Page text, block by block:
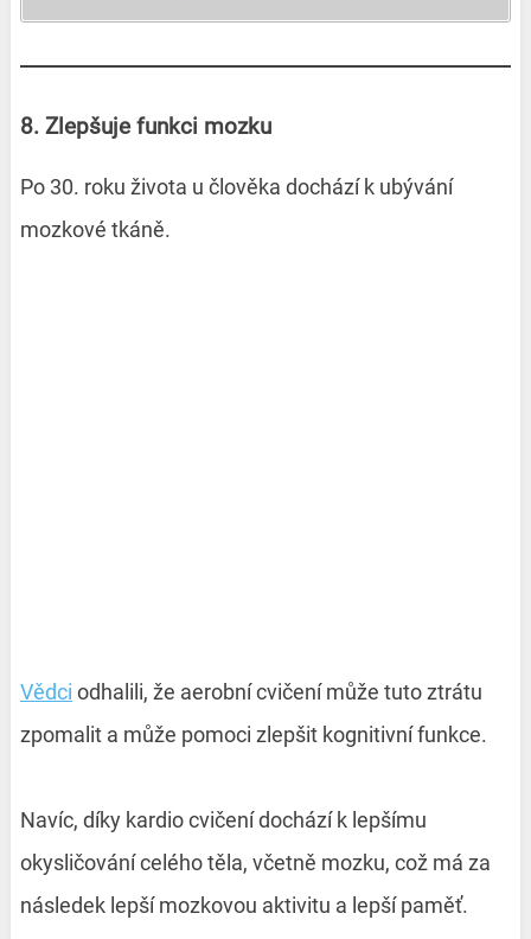
8. Zlepšuje funkci mozku
Po 30. roku života u člověka dochází k ubývání
mozkové tkáně.
Vědci odhalili, že aerobní cvičení může tuto ztrátu
zpomalit a může pomoci zlepšit kognitivní funkce.
Navíc, díky kardio cvičení dochází k lepšímu
okysličování celého těla, včetně mozku, což má za
následek lepší mozkovou aktivitu a lepší paměť.